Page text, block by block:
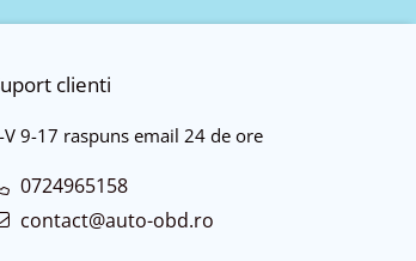
clienti
V 9-17 raspuns email 24 de ore
0724965158
contact@auto-obd.ro